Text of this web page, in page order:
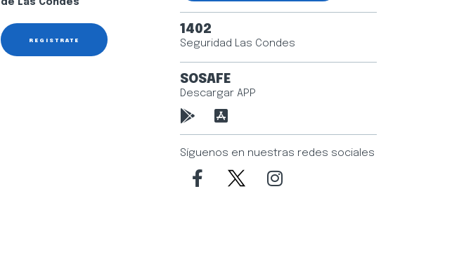
de Las Condes
REGÍSTRATE
1402
Seguridad Las Condes
SOSAFE
Descargar APP
Síguenos en nuestras redes sociales